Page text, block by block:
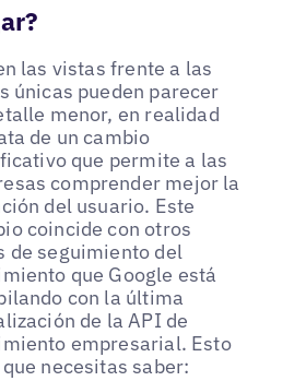
las vistas frente a las
únicas pueden parecer
menor, en realidad
de un cambio
que permite a las
comprender mejor la
del usuario. Este
coincide con otros
de seguimiento del
que Google está
con la última
de la API de
empresarial. Esto
necesitas saber: